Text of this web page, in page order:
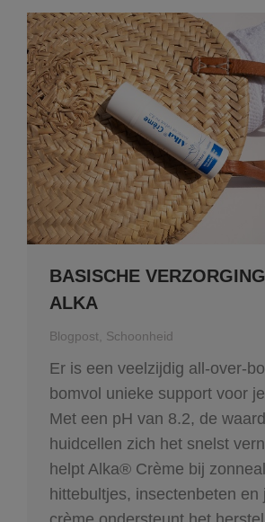
BASISCHE
ALKA
Blogpost Schoonheid
Er is een veelzijdig all-over-
bomvol unieke support voor
Met een pH van 8.2, de
huidcellen zich het snelst
helpt Alka® Crème bij
hittebultjes, insectenbeten en